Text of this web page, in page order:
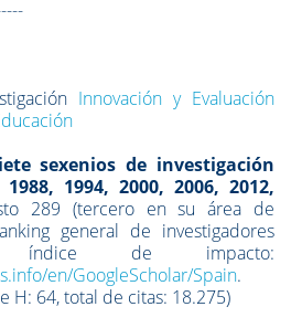
Innovación y Evaluación
sexenios de investigación
1988, 1994, 2000, 2006, 2012,
289 (tercero en su área de
general de investigadores
índice de impacto:
en/GoogleScholar/Spain.
H: 64, total de citas: 18.275)